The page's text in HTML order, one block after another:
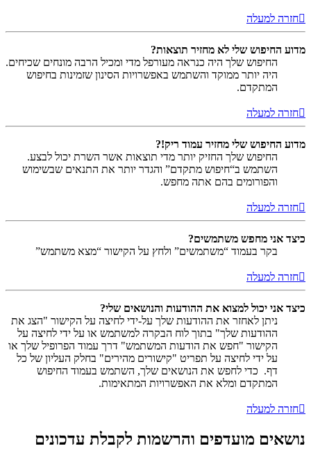
חזרה למעלה
מדוע החיפוש שלי לא מחזיר תוצאות?
החיפוש שלך היה כנראה מעורפל מדי ומכיל הרבה מונחים שכיחים.
היה יותר ממוקד והשתמש באפשרויות הסינון שזמינות בחיפוש
המתקדם.
חזרה למעלה
מדוע החיפוש שלי מחזיר עמוד ריק!?
החיפוש שלך החזיק יותר מדי תוצאות אשר השרת יכול לבצע.
השתמש ב“חיפוש מתקדם” והגדר יותר את התנאים שבשימוש
והפורומים בהם אתה מחפש.
חזרה למעלה
כיצד אני מחפש משתמשים?
בקר בעמוד “משתמשים” ולחץ על הקישור “מצא משתמש”
חזרה למעלה
כיצד אני יכול למצוא את ההודעות והנושאים שלי?
ניתן לאחזר את ההודעות שלך על-ידי לחיצה על הקישור "הצג את
ההודעות שלך" בתוך לוח הבקרה למשתמש או על ידי לחיצה על
הקישור "חפש את הודעות המשתמש" דרך עמוד הפרופיל שלך או
על ידי לחיצה על תפריט "קישורים מהירים" בחלק העליון של כל
דף. כדי לחפש את הנושאים שלך, השתמש בעמוד החיפוש
המתקדם ומלא את האפשרויות המתאימות.
חזרה למעלה
נושאים מועדפים והרשמות לקבלת עדכונים